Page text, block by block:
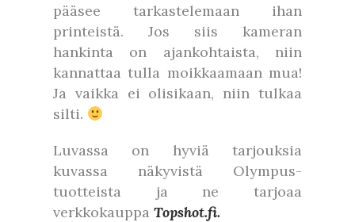
pääsee tarkastelemaan ihan
printeistä. Jos siis kameran
hankinta on ajankohtaista, niin
kannattaa tulla moikkaamaan mua!
Ja vaikka ei olisikaan, niin tulkaa
silti.
Luvassa on hyviä tarjouksia
kuvassa näkyvistä Olympus-
tuotteista ja ne tarjoaa
verkkokauppa Topshot.fi.